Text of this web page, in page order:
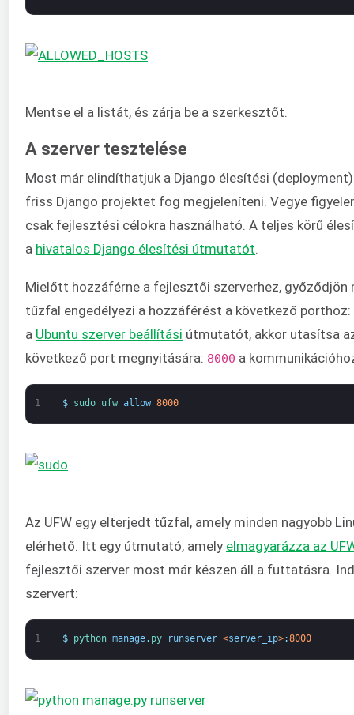
Mentse el a listát, és zárja be a szerkesztőt.
A szerver tesztelése
Most már elindíthatjuk a Django élesítési
friss Django projektet fog megjeleníteni. Vegye
csak fejlesztési célokra használható. A teljes körű
a hivatalos Django élesítési útmutatót
Mielőtt hozzáférne a fejlesztői szerverhez, győződjön
tűzfal engedélyezi a hozzáférést a következő porthoz:
a Ubuntu szerver beállítási útmutatót, akkor utasítsa
következő port megnyitására: 8000 a
1 $ sudo ufw allow 8000
Az UFW egy elterjedt tűzfal, amely minden nagyobb
elérhető. Itt egy útmutató, amely elmagyarázza az
fejlesztői szerver most már készen áll a futtatásra.
szervert:
1 $ python manage. py runserver <server_ip>:8000